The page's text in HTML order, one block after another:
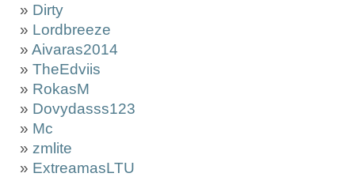
» Dirty
» Lordbreeze
» Aivaras2014
» TheEdviis
» RokasM
» Dovydasss123
» Mc
» zmlite
» ExtreamasLTU